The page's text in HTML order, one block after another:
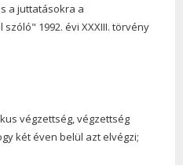
a juttatásokra a
1992. évi XXXIII. törvény
végzettség, végzettség
két éven belül azt elvégzi;